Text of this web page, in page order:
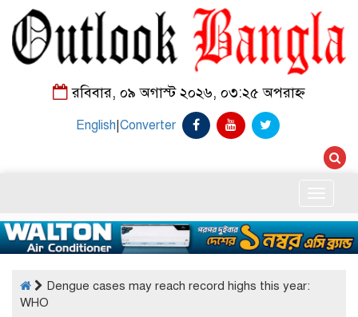
রবিবার, ০৯ অগাস্ট ২০২৬, ০৩:২৫ অপরাহ্ন
English|Converter
Dengue cases may reach record highs this year:
WHO